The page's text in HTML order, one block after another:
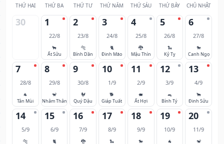
THỨ HAI THỨ BA THỨ TƯ THỨ NĂM THỨ SÁU THỨ BẢY CHỦ NHẬT
30 1
22/8
🐂
Ất Sửu
2
23/8
🐅
Bính Dần
3
24/8
🐈
Đinh Mão
4
25/8
🐉
Mậu Thìn
5
26/8
🐍
Kỷ Tỵ
6
27/8
🐎
Canh Ngọ
7
28/8
🐐
Tân Mùi
8
29/8
🐒
Nhâm Thân
9
30/8
🐓
Quý Dậu
10
1/9
🐕
Giáp Tuất
11
2/9
🐖
Ất Hợi
12
3/9
🐀
Bính Tý
13
4/9
🐂
Đinh Sửu
14
5/9
🐅
15
6/9
🐈
16
7/9
🐉
17
8/9
🐍
18
9/9
🐎
19
10/9
🐐
20
11/9
🐒